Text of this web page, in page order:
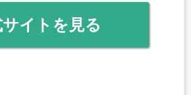
イトを見る